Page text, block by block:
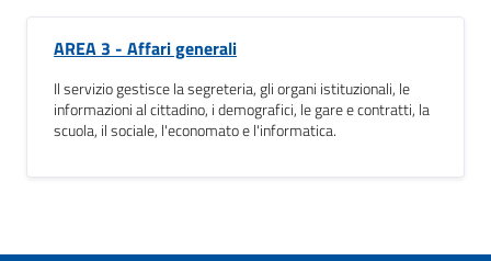
AREA 3 - Affari generali
Il servizio gestisce la segreteria, gli organi istituzionali, le
informazioni al cittadino, i demografici, le gare e contratti, la
scuola, il sociale, l'economato e l'informatica.